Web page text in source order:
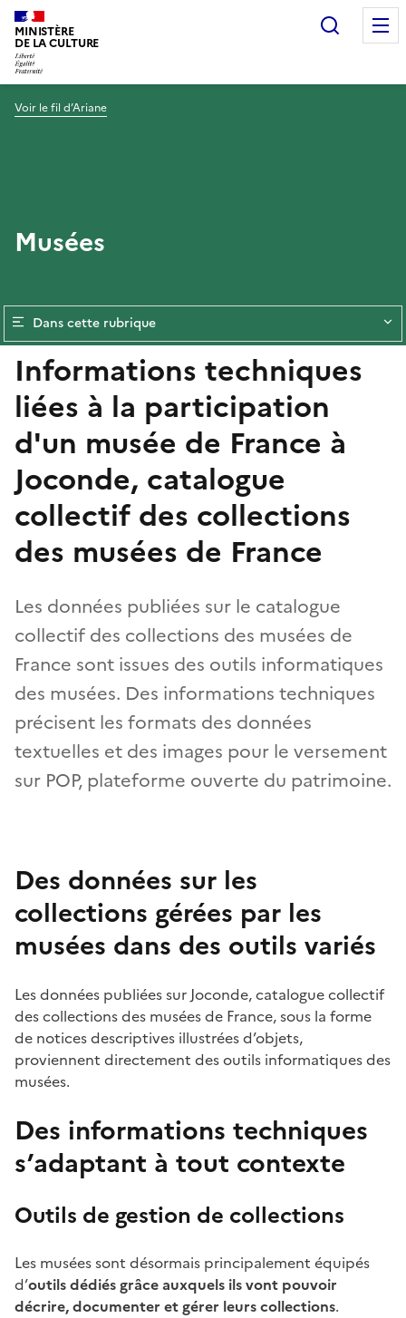
MINISTÈRE
DE LA CULTURE
Voir le fil d’Ariane
Musées
Dans cette rubrique
Informations techniques
liées à la participation
d'un musée de France à
Joconde, catalogue
collectif des collections
des musées de France
Les données publiées sur le catalogue
collectif des collections des musées de
France sont issues des outils informatiques
des musées. Des informations techniques
précisent les formats des données
textuelles et des images pour le versement
sur POP, plateforme ouverte du patrimoine.
Des données sur les
collections gérées par les
musées dans des outils variés
Les données publiées sur Joconde, catalogue collectif
des collections des musées de France, sous la forme
de notices descriptives illustrées d’objets,
proviennent directement des outils informatiques des
musées.
Des informations techniques
s’adaptant à tout contexte
Outils de gestion de collections
Les musées sont désormais principalement équipés
d’outils dédiés grâce auxquels ils vont pouvoir
décrire, documenter et gérer leurs collections.